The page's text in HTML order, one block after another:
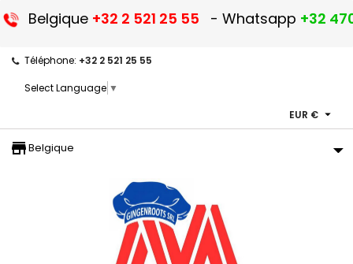
Belgique +32 2 521 25 55 - Whatsapp +32
Téléphone: +32 2 521 25 55
Select Language ▼
EUR € 
storefront
Belgique